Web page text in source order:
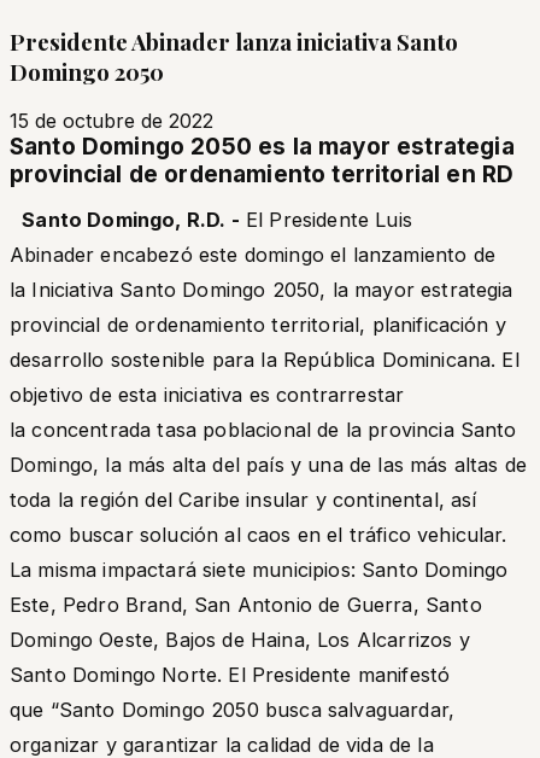
Presidente Abinader lanza iniciativa Santo
Domingo 2050
15 de octubre de 2022
Santo Domingo 2050 es la mayor estrategia
provincial de ordenamiento territorial en RD
Santo Domingo, R.D. - El Presidente Luis
Abinader encabezó este domingo el lanzamiento de
la Iniciativa Santo Domingo 2050, la mayor estrategia
provincial de ordenamiento territorial, planificación y
desarrollo sostenible para la República Dominicana. El
objetivo de esta iniciativa es contrarrestar
la concentrada tasa poblacional de la provincia Santo
Domingo, la más alta del país y una de las más altas de
toda la región del Caribe insular y continental, así
como buscar solución al caos en el tráfico vehicular.
La misma impactará siete municipios: Santo Domingo
Este, Pedro Brand, San Antonio de Guerra, Santo
Domingo Oeste, Bajos de Haina, Los Alcarrizos y
Santo Domingo Norte. El Presidente manifestó
que “Santo Domingo 2050 busca salvaguardar,
organizar y garantizar la calidad de vida de la